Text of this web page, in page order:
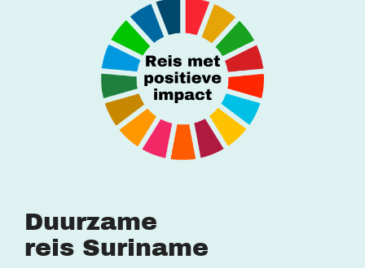
Duurzame
reis Suriname